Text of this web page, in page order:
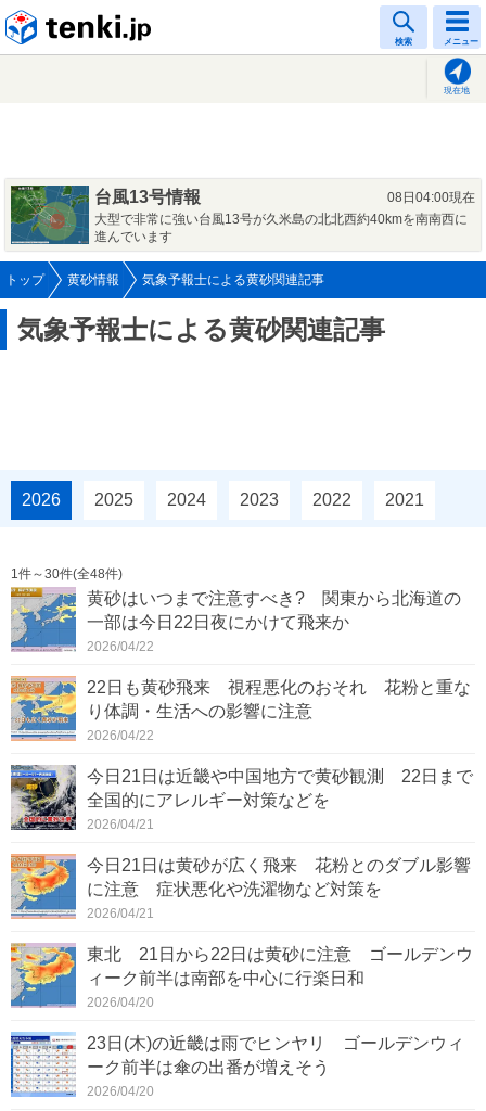
検索 メニュー
現在地
台風13号情報
08日04:00現在
大型で非常に強い台風13号が久米島の北北西約40kmを南南西に
進んでいます
トップ 黄砂情報 気象予報士による黄砂関連記事
気象予報士による黄砂関連記事
2026 2025 2024 2023 2022 2021
1件～30件(全48件)
黄砂はいつまで注意すべき? 関東から北海道の
一部は今日22日夜にかけて飛来か
2026/04/22
22日も黄砂飛来 視程悪化のおそれ 花粉と重な
り体調・生活への影響に注意
2026/04/22
今日21日は近畿や中国地方で黄砂観測 22日まで
全国的にアレルギー対策などを
2026/04/21
今日21日は黄砂が広く飛来 花粉とのダブル影響
に注意 症状悪化や洗濯物など対策を
2026/04/21
東北 21日から22日は黄砂に注意 ゴールデンウ
ィーク前半は南部を中心に行楽日和
2026/04/20
23日(木)の近畿は雨でヒンヤリ ゴールデンウィ
ーク前半は傘の出番が増えそう
2026/04/20